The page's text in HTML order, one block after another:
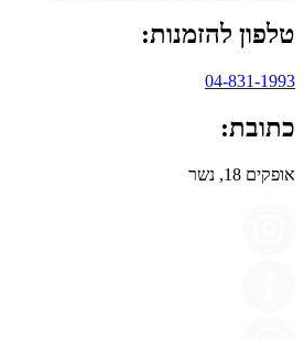
טלפון להזמנות:
04-831-1993
כתובת:
אופקים 18, נשר